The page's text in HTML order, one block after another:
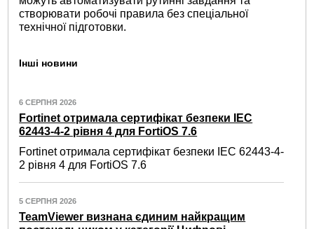
створювати робочі правила без спеціальної
технічної підготовки.
Інші новини
6 СЕРПНЯ 2026
Fortinet отримала сертифікат безпеки IEC
62443-4-2 рівня 4 для FortiOS 7.6
Fortinet отримала сертифікат безпеки IEC 62443-4-
2 рівня 4 для FortiOS 7.6
5 СЕРПНЯ 2026
TeamViewer визнана єдиним найкращим